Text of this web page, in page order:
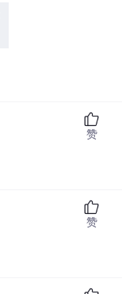
赞
赞